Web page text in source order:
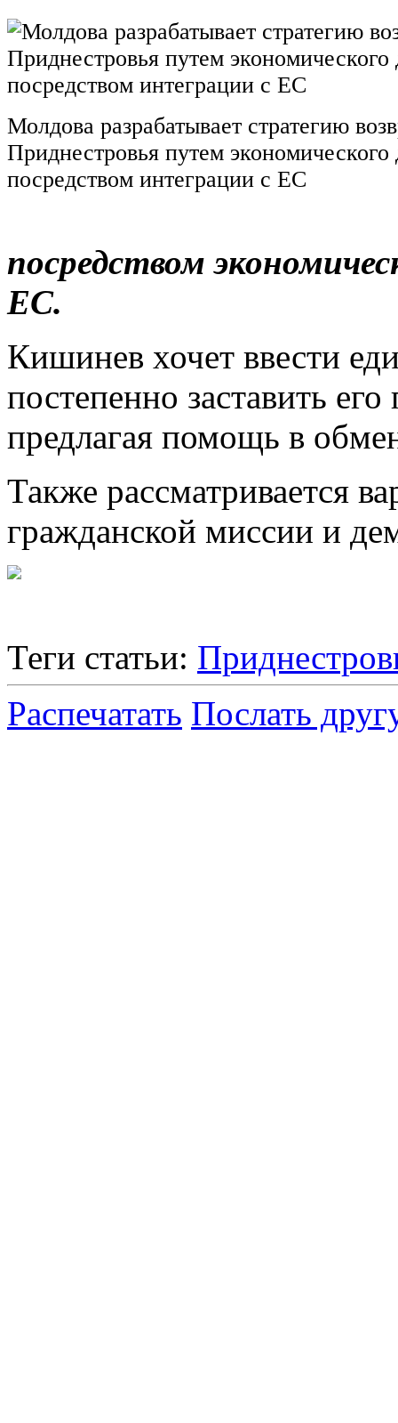
Молдова разрабатывает стратегию
Приднестровья путем экономического
посредством интеграции с ЕС
посредством
ЕС.
Кишинев хочет ввести
постепенно заставить
предлагая помощь в
Также рассматривается
гражданской миссии и
Теги статьи:
Распечатать Послать